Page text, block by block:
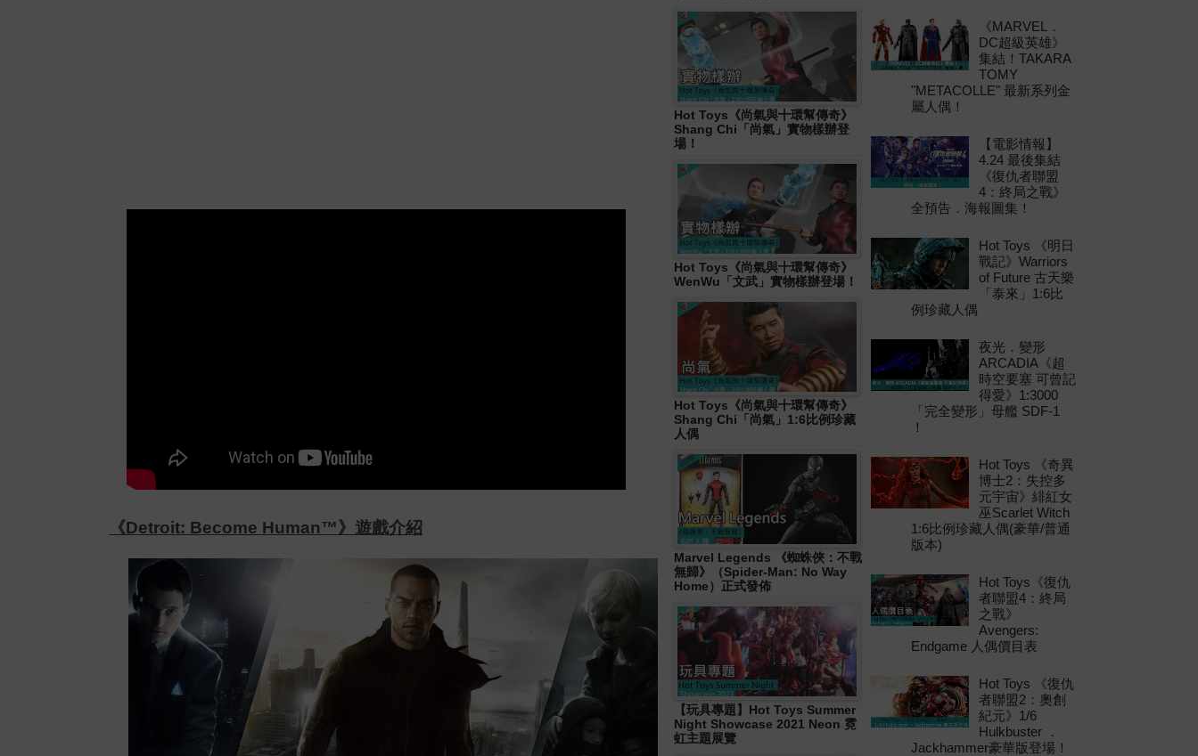
《Detroit: Become Human™》遊戲介紹
Hot Toys《尚氣與十環幫傳奇》
Shang Chi「尚氣」實物樣辦登
場！
Hot Toys《尚氣與十環幫傳奇》
WenWu「文武」實物樣辦登場！
Hot Toys《尚氣與十環幫傳奇》
Shang Chi「尚氣」1:6比例珍藏
人偶
Marvel Legends 《蜘蛛俠：不戰
無歸》（Spider-Man: No Way
Home）正式發佈
【玩具專題】Hot Toys Summer
Night Showcase 2021 Neon 霓
虹主題展覽
《MARVEL．
DC超級英雄》
集結！TAKARA
TOMY
"METACOLLE" 最新系列金
屬人偶！
【電影情報】
4.24 最後集結
《復仇者聯盟
4：終局之戰》
全預告．海報圖集！
Hot Toys 《明日
戰記》Warriors
of Future 古天樂
「泰來」1:6比
例珍藏人偶
夜光．變形
ARCADIA《超
時空要塞 可曾記
得愛》1:3000
「完全變形」母艦 SDF-1
！
Hot Toys 《奇異
博士2：失控多
元宇宙》緋紅女
巫Scarlet Witch
1:6比例珍藏人偶(豪華/普通
版本)
Hot Toys《復仇
者聯盟4：終局
之戰》
Avengers:
Endgame 人偶價目表
Hot Toys 《復仇
者聯盟2：奧創
紀元》1/6
Hulkbuster ．
Jackhammer豪華版登場！